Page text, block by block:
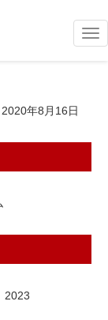
年8月16日
2023